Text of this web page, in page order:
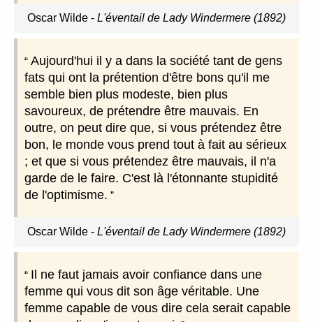
Oscar Wilde - L'éventail de Lady Windermere (1892)
Aujourd'hui il y a dans la société tant de gens
fats qui ont la prétention d'être bons qu'il me
semble bien plus modeste, bien plus
savoureux, de prétendre être mauvais. En
outre, on peut dire que, si vous prétendez être
bon, le monde vous prend tout à fait au sérieux
; et que si vous prétendez être mauvais, il n'a
garde de le faire. C'est là l'étonnante stupidité
de l'optimisme.
Oscar Wilde - L'éventail de Lady Windermere (1892)
Il ne faut jamais avoir confiance dans une
femme qui vous dit son âge véritable. Une
femme capable de vous dire cela serait capable